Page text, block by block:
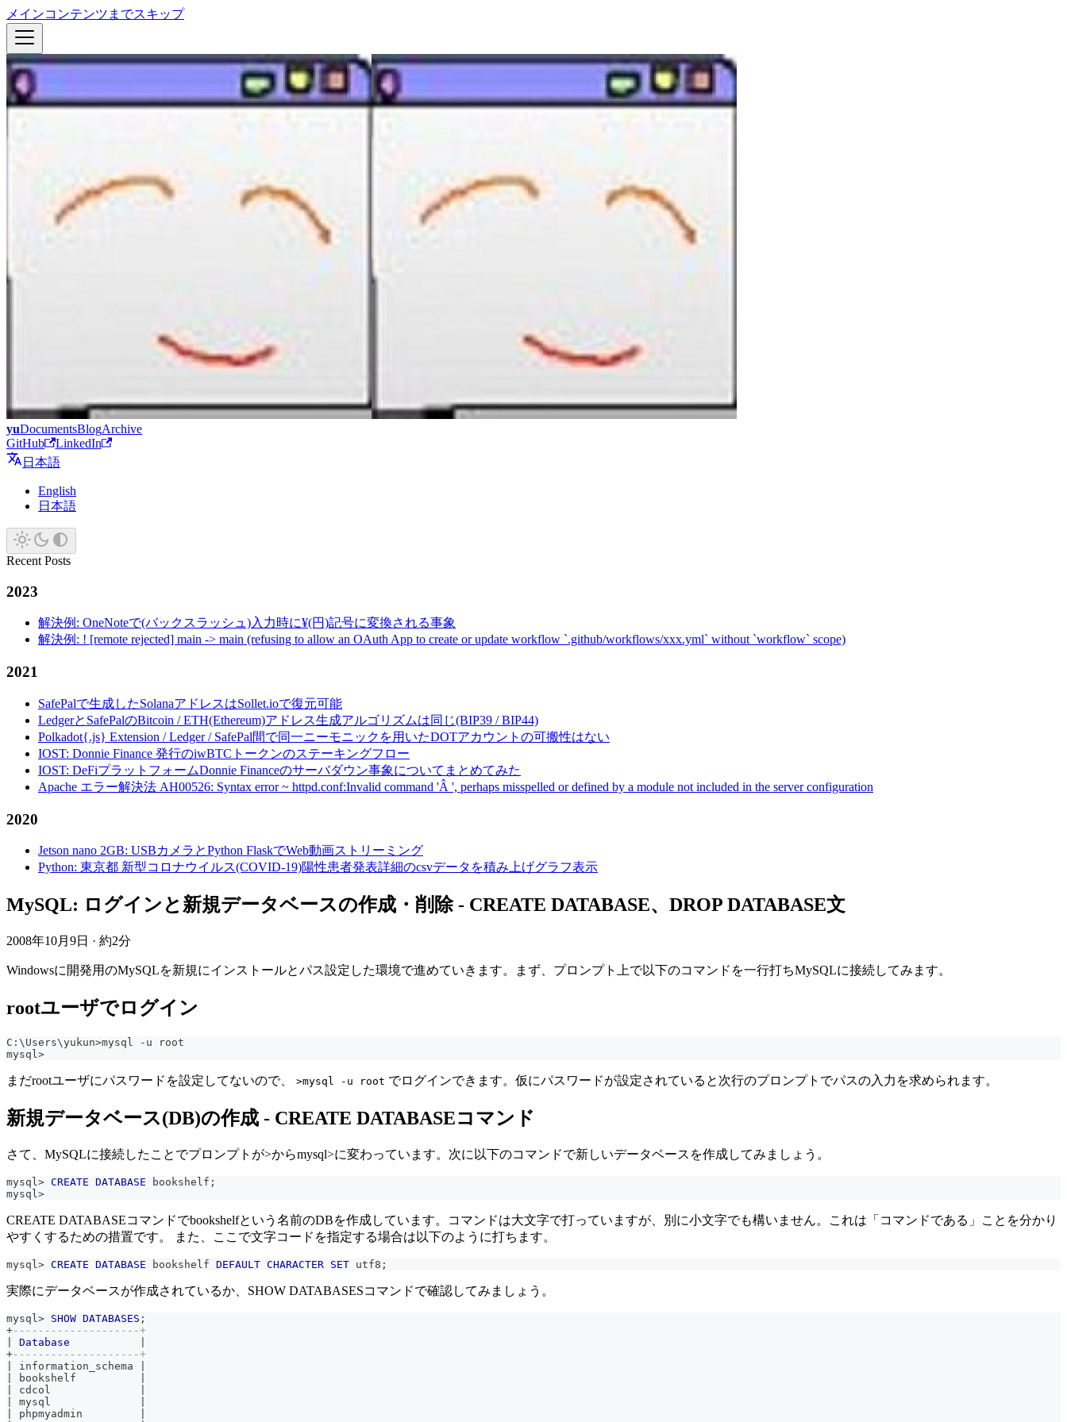
メインコンテンツまでスキップ
yuDocumentsBlogArchive
GitHub
LinkedIn
日本語
English
日本語
Recent Posts
2023
解決例: OneNoteで(バックスラッシュ)入力時に¥(円)記号に変換される事象
解決例: ! [remote rejected] main -> main (refusing to allow an OAuth App to create or update workflow `.github/workflows/xxx.yml` without `workflow` scope)
2021
SafePalで生成したSolanaアドレスはSollet.ioで復元可能
LedgerとSafePalのBitcoin / ETH(Ethereum)アドレス生成アルゴリズムは同じ(BIP39 / BIP44)
Polkadot{.js} Extension / Ledger / SafePal間で同一ニーモニックを用いたDOTアカウントの可搬性はない
IOST: Donnie Finance 発行のiwBTCトークンのステーキングフロー
IOST: DeFiプラットフォームDonnie Financeのサーバダウン事象についてまとめてみた
Apache エラー解決法 AH00526: Syntax error ~ httpd.conf:Invalid command 'Â ', perhaps misspelled or defined by a module not included in the server configuration
2020
Jetson nano 2GB: USBカメラとPython FlaskでWeb動画ストリーミング
Python: 東京都 新型コロナウイルス(COVID-19)陽性患者発表詳細のcsvデータを積み上げグラフ表示
MySQL: ログインと新規データベースの作成・削除 - CREATE DATABASE、DROP DATABASE文
2008年10月9日 · 約2分
Windowsに開発用のMySQLを新規にインストールとパス設定した環境で進めていきます。まず、プロンプト上で以下のコマンドを一行打ちMySQLに接続してみます。
rootユーザでログイン
C:\Users\yukun>mysql - u root
mysql >
まだrootユーザにパスワードを設定してないので、 >mysql -u root でログインできます。仮にパスワードが設定されていると次行のプロンプトでパスの入力を求められます。
新規データベース(DB)の作成 - CREATE DATABASEコマンド
さて、MySQLに接続したことでプロンプトが>からmysql>に変わっています。次に以下のコマンドで新しいデータベースを作成してみましょう。
mysql > CREATE DATABASE bookshelf ;
mysql >
CREATE DATABASEコマンドでbookshelfという名前のDBを作成しています。コマンドは大文字で打っていますが、別に小文字でも構いません。これは「コマンドである」ことを分かり
やすくするための措置です。 また、ここで文字コードを指定する場合は以下のように打ちます。
mysql > CREATE DATABASE bookshelf DEFAULT CHARACTER SET utf8 ;
実際にデータベースが作成されているか、SHOW DATABASESコマンドで確認してみましょう。
mysql > SHOW DATABASES ;
+--------------------+
Database
+--------------------+
information_schema
bookshelf
cdcol
mysql
phpmyadmin